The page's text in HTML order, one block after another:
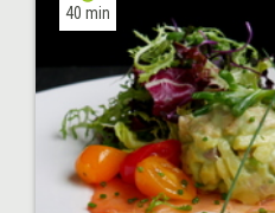
40 min